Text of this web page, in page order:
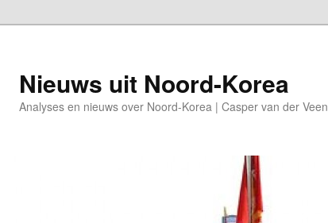
Nieuws uit Noord-Korea
Analyses en nieuws over Noord-Korea | Casper van der Veen